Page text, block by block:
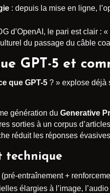
: depuis la mise en ligne,
d’OpenAI, le pari est clair
du passage du câble
GPT-5 et
que GPT-5 ? » explose déjà
génération du Generative
sorties à un corpus
réduit les réponses
technique
entraînement +
élargies à l’image,